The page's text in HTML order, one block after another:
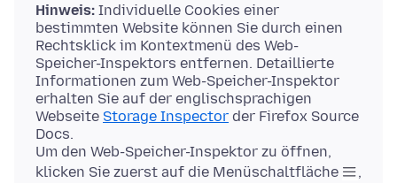
Hinweis: Individuelle Cookies einer
bestimmten Website können Sie durch einen
Rechtsklick im Kontextmenü des Web-
Speicher-Inspektors entfernen. Detaillierte
Informationen zum Web-Speicher-Inspektor
erhalten Sie auf der englischsprachigen
Webseite Storage Inspector der Firefox Source
Docs.
Um den Web-Speicher-Inspektor zu öffnen,
klicken Sie zuerst auf die Menüschaltfläche
,